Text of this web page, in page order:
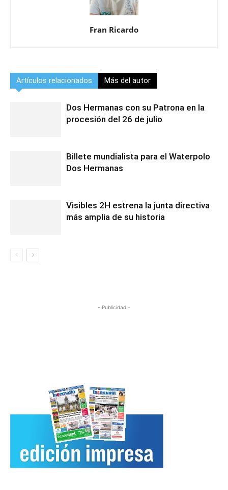
Fran Ricardo
Artículos relacionados Más del autor
Dos Hermanas con su Patrona en la
procesión del 26 de julio
Billete mundialista para el Waterpolo
Dos Hermanas
Visibles 2H estrena la junta directiva
más amplia de su historia
- Publicidad -